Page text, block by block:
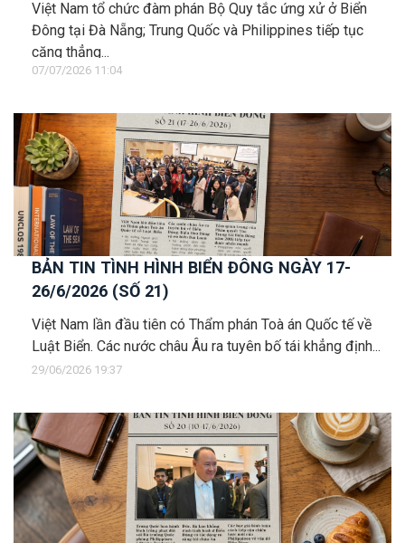
Việt Nam tổ chức đàm phán Bộ Quy tắc ứng xử ở Biển
Đông tại Đà Nẵng; Trung Quốc và Philippines tiếp tục
căng thẳng...
07/07/2026 11:04
BẢN TIN TÌNH HÌNH BIỂN ĐÔNG NGÀY 17-
26/6/2026 (SỐ 21)
Việt Nam lần đầu tiên có Thẩm phán Toà án Quốc tế về
Luật Biển. Các nước châu Âu ra tuyên bố tái khẳng định...
29/06/2026 19:37